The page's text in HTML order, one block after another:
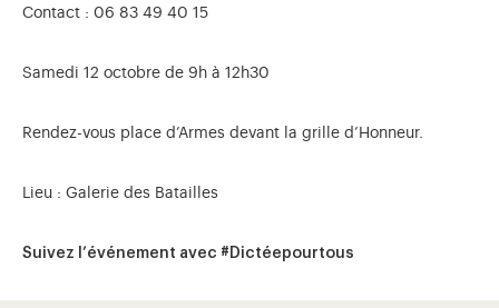
Contact : 06 83 49 40 15
Samedi 12 octobre de 9h à 12h30
Rendez-vous place d’Armes devant la grille d’Honneur.
Lieu : Galerie des Batailles
Suivez l’événement avec #Dictéepourtous